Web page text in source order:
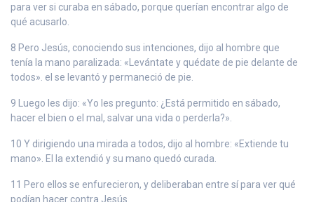
para ver si curaba en sábado, porque querían encontrar algo de
qué acusarlo.
8 Pero Jesús, conociendo sus intenciones, dijo al hombre que
tenía la mano paralizada: «Levántate y quédate de pie delante de
todos». el se levantó y permaneció de pie.
9 Luego les dijo: «Yo les pregunto: ¿Está permitido en sábado,
hacer el bien o el mal, salvar una vida o perderla?».
10 Y dirigiendo una mirada a todos, dijo al hombre: «Extiende tu
mano». El la extendió y su mano quedó curada.
11 Pero ellos se enfurecieron, y deliberaban entre sí para ver qué
podían hacer contra Jesús.